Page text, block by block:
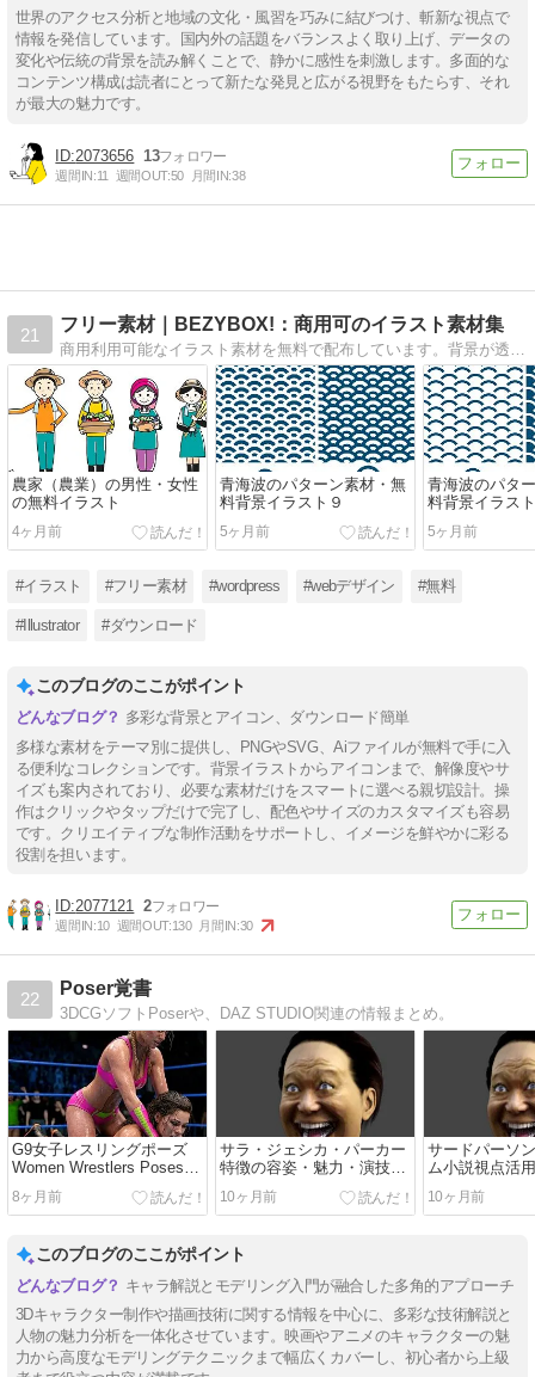
世界のアクセス分析と地域の文化・風習を巧みに結びつけ、斬新な視点で
情報を発信しています。国内外の話題をバランスよく取り上げ、データの
変化や伝統の背景を読み解くことで、静かに感性を刺激します。多面的な
コンテンツ構成は読者にとって新たな発見と広がる視野をもたらす、それ
が最大の魅力です。
2073656 13
週間IN:11 週間OUT:50 月間IN:38
21
フリー素材｜BEZYBOX!：商用可のイラスト素材集
農家（農業）の男性・女性
の無料イラスト
4ヶ月前
青海波のパターン素材・無
料背景イラスト９
5ヶ月前
青海波のパタ
料背景イラス
5ヶ月前
#イラスト #フリー素材 #wordpress #webデザイン #無料
#Illustrator #ダウンロード
このブログのここがポイント
多彩な背景とアイコン、ダウンロード簡単
多様な素材をテーマ別に提供し、PNGやSVG、Aiファイルが無料で手に入
る便利なコレクションです。背景イラストからアイコンまで、解像度やサ
イズも案内されており、必要な素材だけをスマートに選べる親切設計。操
作はクリックやタップだけで完了し、配色やサイズのカスタマイズも容易
です。クリエイティブな制作活動をサポートし、イメージを鮮やかに彩る
役割を担います。
2077121 2
週間IN:10 週間OUT:130 月間IN:30
22
Poser覚書
3DCGソフトPoserや、DAZ STUDIO関連の情報まとめ。
G9女子レスリングポーズ
Women Wrestlers Poses
for Genesis 9 Feminine
8ヶ月前
サラ・ジェシカ・パーカー
特徴の容姿・魅力・演技力
10ヶ月前
サードパーソ
ム小説視点活
10ヶ月前
このブログのここがポイント
キャラ解説とモデリング入門が融合した多角的アプローチ
3Dキャラクター制作や描画技術に関する情報を中心に、多彩な技術解説と
人物の魅力分析を一体化させています。映画やアニメのキャラクターの魅
力から高度なモデリングテクニックまで幅広くカバーし、初心者から上級